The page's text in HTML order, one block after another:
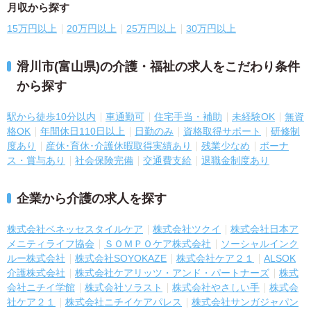
月収から探す
15万円以上 20万円以上 25万円以上 30万円以上
滑川市(富山県)の介護・福祉の求人をこだわり条件
から探す
駅から徒歩10分以内 車通勤可 住宅手当・補助 未経験OK
無資
格OK
年間休日110日以上 日勤のみ 資格取得サポート
研修制
度あり
産休･育休･介護休暇取得実績あり 残業少なめ
ボーナ
ス・賞与あり
社会保険完備 交通費支給 退職金制度あり
企業から介護の求人を探す
株式会社ベネッセスタイルケア 株式会社ツクイ
株式会社日本ア
メニティライフ協会
ＳＯＭＰＯケア株式会社
ソーシャルインク
ルー株式会社
株式会社SOYOKAZE 株式会社ケア２１
ALSOK
介護株式会社
株式会社ケアリッツ・アンド・パートナーズ
株式
会社ニチイ学館
株式会社ソラスト 株式会社やさしい手
株式会
社ケア２１
株式会社ニチイケアパレス 株式会社サンガジャパン